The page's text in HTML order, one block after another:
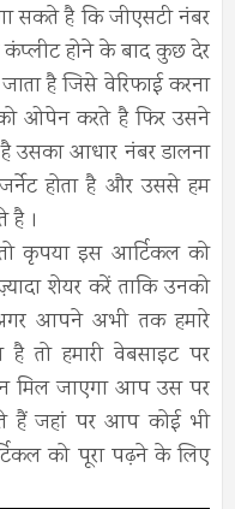
सकते है कि जीएसटी नंबर
होने के बाद कुछ देर
है जिसे वेरिफाई करना
ओपेन करते है फिर उसने
उसका आधार नंबर डालना
होता है और उससे हम
है ।
कृपया इस आर्टिकल को
शेयर करें ताकि उनको
अगर आपने अभी तक हमारे
है तो हमारी वेबसाइट पर
मिल जाएगा आप उस पर
हैं जहां पर आप कोई भी
को पूरा पढ़ने के लिए